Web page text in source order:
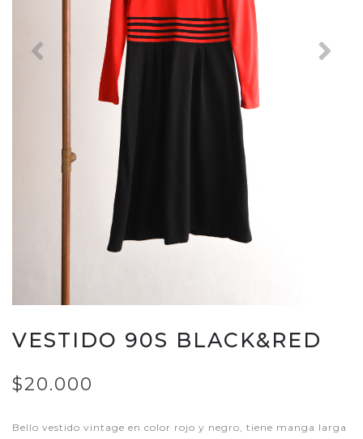
Previous Next
VESTIDO 90S BLACK&RED
$20.000
Bello vestido vintage en color rojo y negro, tiene manga larga